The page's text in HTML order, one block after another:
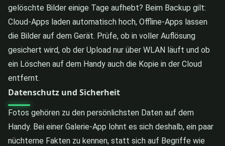
gelöschte Bilder einige Tage aufhebt? Beim Backup gilt:
Cloud-Apps laden automatisch hoch, Offline-Apps lassen
die Bilder auf dem Gerät. Prüfe, ob in voller Auflösung
gesichert wird, ob der Upload nur über WLAN läuft und ob
ein Löschen auf dem Handy auch die Kopie in der Cloud
entfernt.
Datenschutz und Sicherheit
Fotos gehören zu den persönlichsten Daten auf dem
Handy. Bei einer Galerie-App lohnt es sich deshalb, ein paar
nüchterne Fakten zu kennen, statt sich auf Begriffe wie